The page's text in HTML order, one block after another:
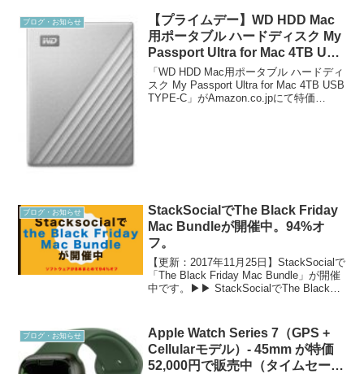
ブログ・お知らせ
【プライムデー】WD HDD Mac
用ポータブル ハードディスク My
Passport Ultra for Mac 4TB USB
TYPE-Cが特価￥15,282にて販売
中
「WD HDD Mac用ポータブル ハードディ
スク My Passport Ultra for Mac 4TB USB
TYPE-C」がAmazon.co.jpにて特価
ブログ・お知らせ
StackSocialでThe Black Friday
Mac Bundleが開催中。94%オ
フ。
【更新：2017年11月25日】StackSocialで
「The Black Friday Mac Bundle」が開催
中です。▶︎▶︎ StackSocialでThe Black
ブログ・お知らせ
Apple Watch Series 7（GPS +
Cellularモデル）- 45mm が特価
52,000円で販売中（タイムセー